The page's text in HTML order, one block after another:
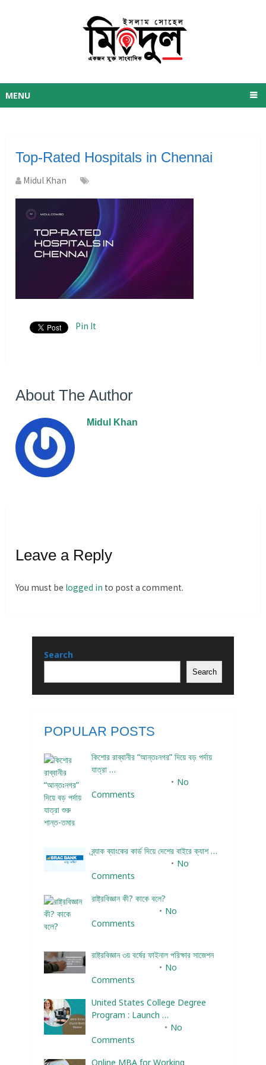
MENU
Top-Rated Hospitals in Chennai
Midul Khan
Pin It
About The Author
Midul Khan
Leave a Reply
You must be logged in to post a comment.
Search
Search
POPULAR POSTS
কিশোর রাব্বানীর “আন্তঃনগর” দিয়ে বড় পর্দায়
যাত্রা …
No
Comments
ব্র্যাক ব্যাংকের কার্ড দিয়ে দেশের বাইরে ক্যাশ …
No
Comments
রাষ্ট্রবিজ্ঞান কী? কাকে বলে?
No
Comments
রাষ্ট্রবিজ্ঞান ৩য় বর্ষের ফাইনাল পরিক্ষার সাজেশন
No
Comments
United States College Degree
Program : Launch …
No
Comments
Online MBA for Working